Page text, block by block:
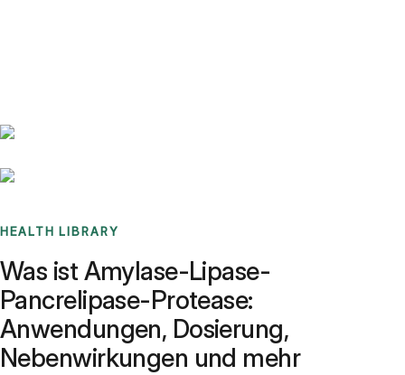
HEALTH LIBRARY
Was ist Amylase-Lipase-
Pancrelipase-Protease:
Anwendungen, Dosierung,
Nebenwirkungen und mehr